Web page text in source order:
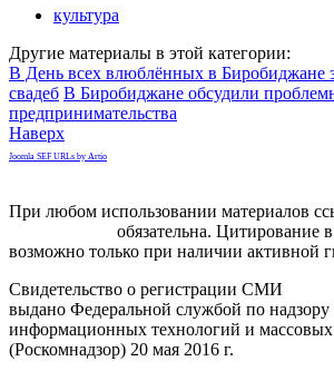
культура
Другие материалы в этой категории:
В День всех влюблённых в Биробиджане
свадеб В Биробиджане обсудили
предпринимательства
Наверх
Joomla SEF URLs by Artio
При любом использовании материалов
обязательна. Цитирование
возможно только при наличии активной
Свидетельство о регистрации СМИ
выдано Федеральной службой по надзору
информационных технологий и
(Роскомнадзор) 20 мая 2016 г.